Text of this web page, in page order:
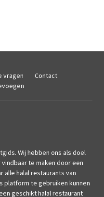
vragen
Contact
Wij hebben ons als doel
te maken door een
alle halal restaurants van
platform te gebruiken kunnen
geschikt halal restaurant